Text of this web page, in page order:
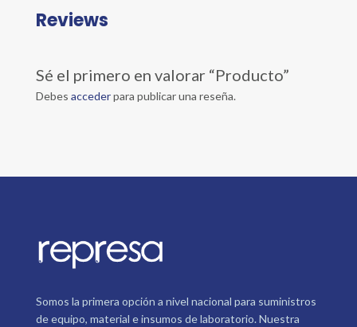
Reviews
Sé el primero en valorar “Producto”
Debes accederpara publicar una reseña.
Somos la primera opción a nivel nacional para suministros
de equipo, material e insumos de laboratorio. Nuestra